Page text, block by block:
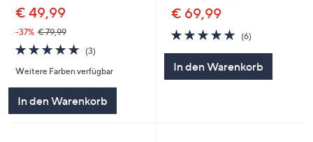
€ 49,99
-37% € 79,99
5.0
von
5
(3)3
Weitere Farben verfügbar
In den Warenkorb
€ 69,99
4.8
von
(6)6
In den Warenkorb